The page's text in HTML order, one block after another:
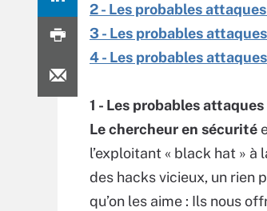
2 - Les probables
3 - Les probables
4 - Les probables
1 - Les probables
Le chercheur en sécurité
l’exploitant « black hat »
des hacks vicieux, un rien
qu’on les aime : Ils nous